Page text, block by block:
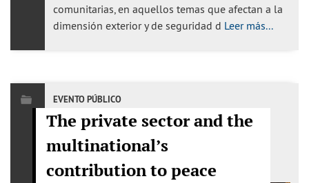
comunitarias, en aquellos temas que afectan a la
dimensión exterior y de seguridad d Leer más...
EVENTO PÚBLICO
The private sector and the
multinational’s
contribution to peace